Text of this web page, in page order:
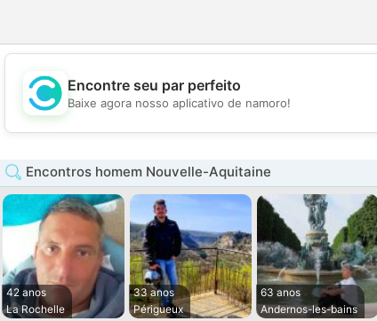
💖
💕
Encontre seu par perfeito
Baixe agora nosso aplicativo de namoro!
Encontros homem Nouvelle-Aquitaine
42 anos
La Rochelle
33 anos
Périgueux
63 anos
Andernos-les-bains